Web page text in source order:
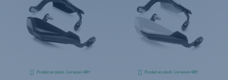
Produit en stock. Livraison 48H Produit en stock. Livraison 48H